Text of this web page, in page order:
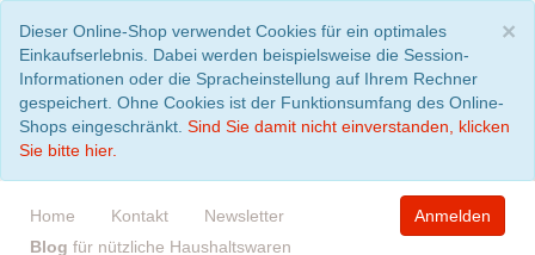
×
Dieser Online-Shop verwendet Cookies für ein optimales
Einkaufserlebnis. Dabei werden beispielsweise die Session-
Informationen oder die Spracheinstellung auf Ihrem Rechner
gespeichert. Ohne Cookies ist der Funktionsumfang des Online-
Shops eingeschränkt. Sind Sie damit nicht einverstanden, klicken
Sie bitte hier.
Home Kontakt
Newsletter
Blog für nützliche Haushaltswaren
Anmelden